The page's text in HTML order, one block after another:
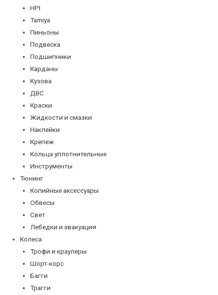
HPI
Tamiya
Пиньоны
Подвеска
Подшипники
Карданы
Кузова
ДВС
Краски
Жидкости и смазки
Наклейки
Крепеж
Кольца уплотнительные
Инструменты
Тюнинг
Копийные аксессуары
Обвесы
Свет
Лебедки и эвакуация
Колеса
Трофи и краулеры
Шорт-корс
Багги
Трагги